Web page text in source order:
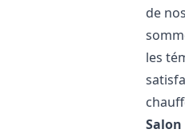
de
les
Salon